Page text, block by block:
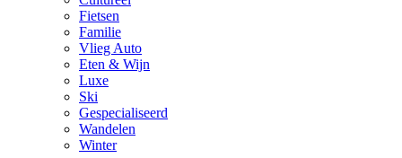
Fietsen
Familie
Vlieg Auto
Eten & Wijn
Luxe
Ski
Gespecialiseerd
Wandelen
Winter